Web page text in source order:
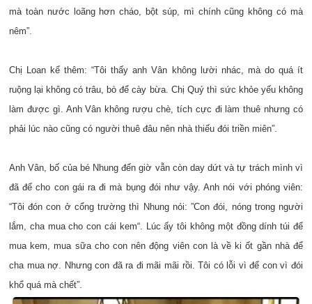
mà toàn nước loãng hơn cháo, bột súp, mì chính cũng không có mà
nêm”.
Chị Loan kể thêm: “Tôi thấy anh Vân không lười nhác, mà do quá ít
ruộng lại không có trâu, bò để cày bừa. Chị Quý thì sức khỏe yếu không
làm được gì. Anh Vân không rượu chè, tích cực đi làm thuê nhưng có
phải lúc nào cũng có người thuê đâu nên nhà thiếu đói triền miên”.
Anh Vân, bố của bé Nhung đến giờ vẫn còn day dứt và tự trách mình vì
đã để cho con gái ra đi mà bụng đói như vậy. Anh nói với phóng viên:
“Tôi đón con ở cổng trường thì Nhung nói: ”Con đói, nóng trong người
lắm, cha mua cho con cái kem“. Lúc ấy tôi không một đồng dính túi để
mua kem, mua sữa cho con nên động viên con là về ki ốt gần nhà để
cha mua nợ. Nhưng con đã ra đi mãi mãi rồi. Tôi có lỗi vì để con vì đói
khổ quá mà chết”.